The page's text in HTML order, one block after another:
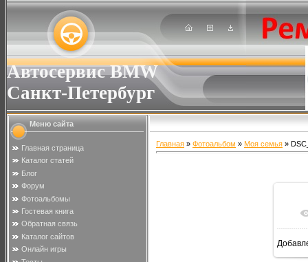
Автосервис BMW
Санкт-Петербург
Меню сайта
Главная страница
Каталог статей
Блог
Форум
Фотоальбомы
Гостевая книга
Обратная связь
Каталог сайтов
Онлайн игры
Главная » Фотоальбом » Моя семья »